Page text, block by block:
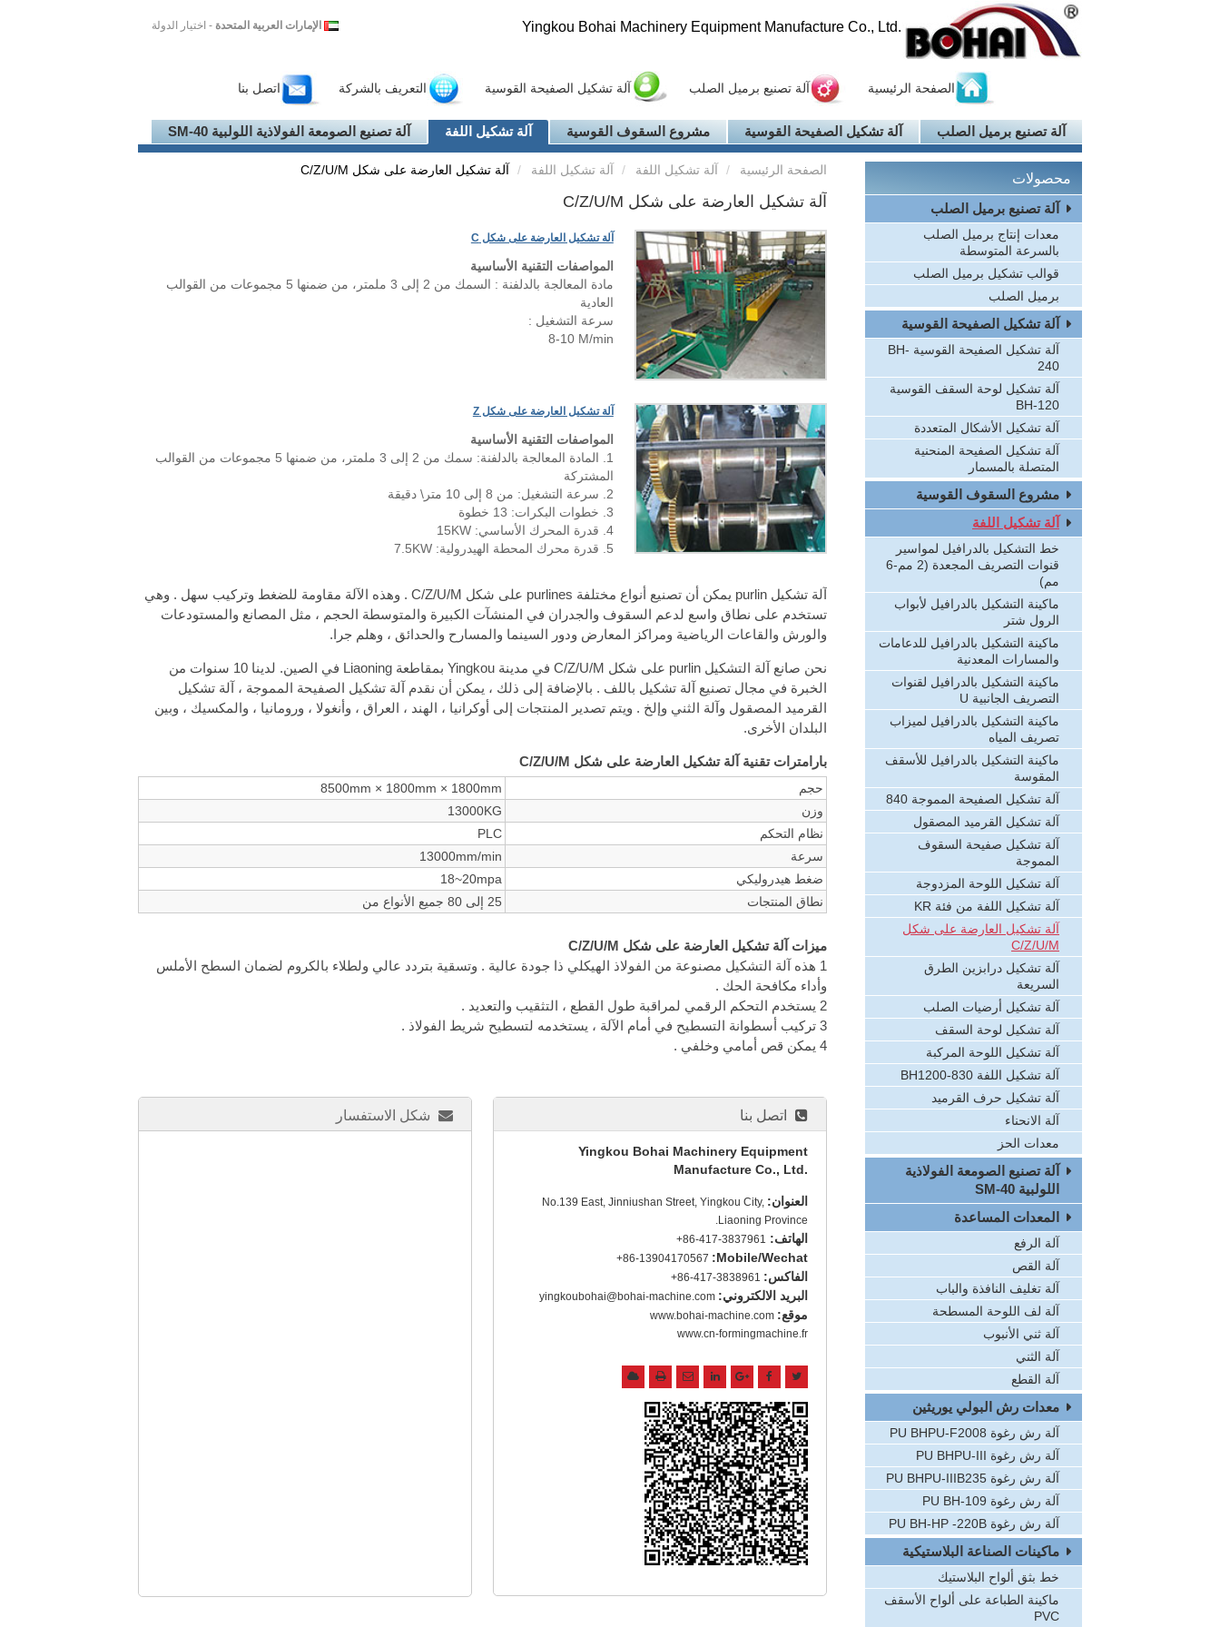
Yingkou Bohai Machinery Equipment Manufacture Co., Ltd. الإمارات العربية المتحدة - اختيار الدولة
الصفحة الرئيسية آلة تصنيع برميل الصلب آلة تشكيل الصفيحة القوسية التعريف بالشركة اتصل بنا
آلة تصنيع برميل الصلب آلة تشكيل الصفيحة القوسية مشروع السقوف القوسية آلة تشكيل اللفة آلة تصنيع الصومعة الفولاذية اللولبية SM-40
الصفحة الرئيسية آلة تشكيل اللفة آلة تشكيل اللفة آلة تشكيل العارضة على شكل C/Z/U/M
آلة تشكيل العارضة على شكل C/Z/U/M
آلة تشكيل العارضة على شكل C
المواصفات التقنية الأساسية
مادة المعالجة بالدلفنة : السمك من 2 إلى 3 ملمتر، من ضمنها 5 مجموعات من القوالب
العادية
سرعة التشغيل :
8-10 M/min
آلة تشكيل العارضة على شكل Z
المواصفات التقنية الأساسية
1. المادة المعالجة بالدلفنة: سمك من 2 إلى 3 ملمتر، من ضمنها 5 مجموعات من القوالب
المشتركة
2. سرعة التشغيل: من 8 إلى 10 متر\ دقيقة
3. خطوات البكرات: 13 خطوة
4. قدرة المحرك الأساسي: 15KW
5. قدرة محرك المحطة الهيدرولية: 7.5KW
آلة تشكيل purlin يمكن أن تصنيع أنواع مختلفة purlines على شكل C/Z/U/M . وهذه الآلة مقاومة للضغط وتركيب سهل . وهي
تستخدم على نطاق واسع لدعم السقوف والجدران في المنشآت الكبيرة والمتوسطة الحجم ، مثل المصانع والمستودعات
والورش والقاعات الرياضية ومراكز المعارض ودور السينما والمسارح والحدائق ، وهلم جرا.
نحن صانع آلة التشكيل purlin على شكل C/Z/U/M في مدينة Yingkou بمقاطعة Liaoning في الصين. لدينا 10 سنوات من
الخبرة في مجال تصنيع آلة تشكيل باللف . بالإضافة إلى ذلك ، يمكن أن نقدم آلة تشكيل الصفيحة المموجة ، آلة تشكيل
القرميد المصقول وآلة الثني وإلخ . ويتم تصدير المنتجات إلى أوكرانيا ، الهند ، العراق ، وأنغولا ، ورومانيا ، والمكسيك ، وبين
البلدان الأخرى.
بارامترات تقنية آلة تشكيل العارضة على شكل C/Z/U/M
حجم
8500mm × 1800mm × 1800mm
وزن
13000KG
نظام التحكم
PLC
سرعة
13000mm/min
ضغط هيدروليكي
18~20mpa
نطاق المنتجات
25 إلى 80 جميع الأنواع من
ميزات آلة تشكيل العارضة على شكل C/Z/U/M
1 هذه آلة التشكيل مصنوعة من الفولاذ الهيكلي ذا جودة عالية . وتسقية بتردد عالي ولطلاء بالكروم لضمان السطح الأملس
وأداء مكافحة الحك .
2 يستخدم التحكم الرقمي لمراقبة طول القطع ، التثقيب والتعديد .
3 تركيب أسطوانة التسطيح في أمام الآلة ، يستخدمه لتسطيح شريط الفولاذ .
4 يمكن قص أمامي وخلفي .
شكل الاستفسار اتصل بنا
Yingkou Bohai Machinery Equipment
Manufacture Co., Ltd.
العنوان: No.139 East, Jinniushan Street, Yingkou City,
Liaoning Province.
الهاتف: +86-417-3837961
Mobile/Wechat:
+86-13904170567
الفاكس: +86-417-3838961
البريد الالكتروني: yingkoubohai@bohai-machine.com
موقع:
www.cn-formingmachine.fr
محصولات
آلة تصنيع برميل الصلب
معدات إنتاج برميل الصلب
بالسرعة المتوسطة
قوالب تشكيل برميل الصلب
برميل الصلب
آلة تشكيل الصفيحة القوسية
آلة تشكيل الصفيحة القوسية BH-
240
آلة تشكيل لوحة السقف القوسية
BH-120
آلة تشكيل الأشكال المتعددة
آلة تشكيل الصفيحة المنحنية
المتصلة بالمسمار
مشروع السقوف القوسية
آلة تشكيل اللفة
خط التشكيل بالدرافيل لمواسير
قنوات التصريف المجعدة (2 مم-6
مم)
ماكينة التشكيل بالدرافيل لأبواب
الرول شتر
ماكينة التشكيل بالدرافيل للدعامات
والمسارات المعدنية
ماكينة التشكيل بالدرافيل لقنوات
التصريف الجانبية U
ماكينة التشكيل بالدرافيل لميزاب
تصريف المياه
ماكينة التشكيل بالدرافيل للأسقف
المقوسة
آلة تشكيل الصفيحة المموجة 840
آلة تشكيل القرميد المصقول
آلة تشكيل صفيحة السقوف
المموجة
آلة تشكيل اللوحة المزدوجة
آلة تشكيل اللفة من فئة KR
آلة تشكيل العارضة على شكل
C/Z/U/M
آلة تشكيل درابزين الطرق
السريعة
آلة تشكيل أرضيات الصلب
آلة تشكيل لوحة السقف
آلة تشكيل اللوحة المركبة
آلة تشكيل اللفة BH1200-830
آلة تشكيل حرف القرميد
آلة الانحناء
معدات الحز
آلة تصنيع الصومعة الفولاذية
اللولبية SM-40
المعدات المساعدة
آلة الرفع
آلة القص
آلة تغليف النافذة والباب
آلة لف اللوحة المسطحة
آلة ثني الأنبوب
آلة الثني
آلة القطع
معدات رش البولي يوريثين
آلة رش رغوة PU BHPU-F2008
آلة رش رغوة PU BHPU-III
آلة رش رغوة PU BHPU-IIIB235
آلة رش رغوة PU BH-109
آلة رش رغوة PU BH-HP -220B
ماكينات الصناعة البلاستيكية
خط بثق ألواح البلاستيك
ماكينة الطباعة على ألواح الأسقف
PVC